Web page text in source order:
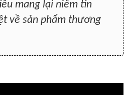
mang lại niềm tin
về sản phẩm thương